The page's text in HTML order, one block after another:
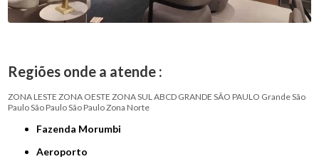
Regiões onde a atende :
ZONA LESTE ZONA OESTE ZONA SUL ABCD GRANDE SÃO PAULO Grande São
PauloSão PauloSão PauloZona Norte
Fazenda Morumbi
Aeroporto